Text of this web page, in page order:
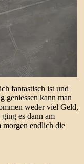
fantastisch ist und
geniessen kann man
weder viel Geld,
es dann am
morgen endlich die